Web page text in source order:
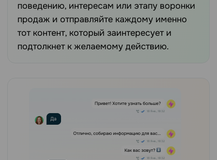
поведению, интересам или этапу воронки
продаж и отправляйте каждому именно
тот контент, который заинтересует и
подтолкнет к желаемому действию.